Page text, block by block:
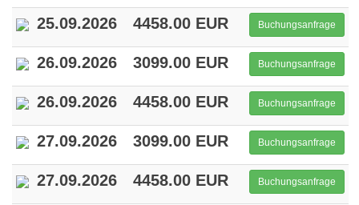
25.09.2026 4458.00 EUR Buchungsanfrage
26.09.2026 3099.00 EUR Buchungsanfrage
26.09.2026 4458.00 EUR Buchungsanfrage
27.09.2026 3099.00 EUR Buchungsanfrage
27.09.2026 4458.00 EUR Buchungsanfrage